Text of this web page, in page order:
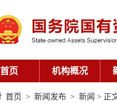
首页 机构概况
首页 > 新闻发布 > 新闻 > 正